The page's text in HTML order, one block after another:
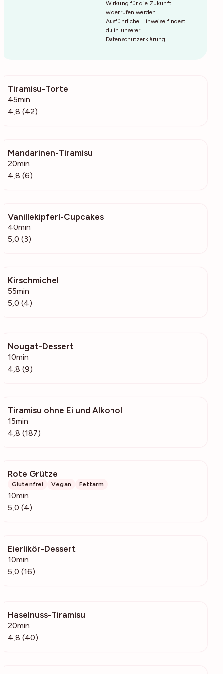
Wirkung für die Zukunft
widerrufen werden.
Ausführliche Hinweise findest
du in unserer
Datenschutzerklärung.
Tiramisu-Torte
45min
4,8 (42)
Mandarinen-Tiramisu
20min
4,8 (6)
Vanillekipferl-Cupcakes
40min
5,0 (3)
Kirschmichel
55min
5,0 (4)
Nougat-Dessert
10min
4,8 (9)
Tiramisu ohne Ei und Alkohol
15min
4,8 (187)
Rote Grütze
Glutenfrei Vegan Fettarm
10min
5,0 (4)
Eierlikör-Dessert
10min
5,0 (16)
Haselnuss-Tiramisu
20min
4,8 (40)